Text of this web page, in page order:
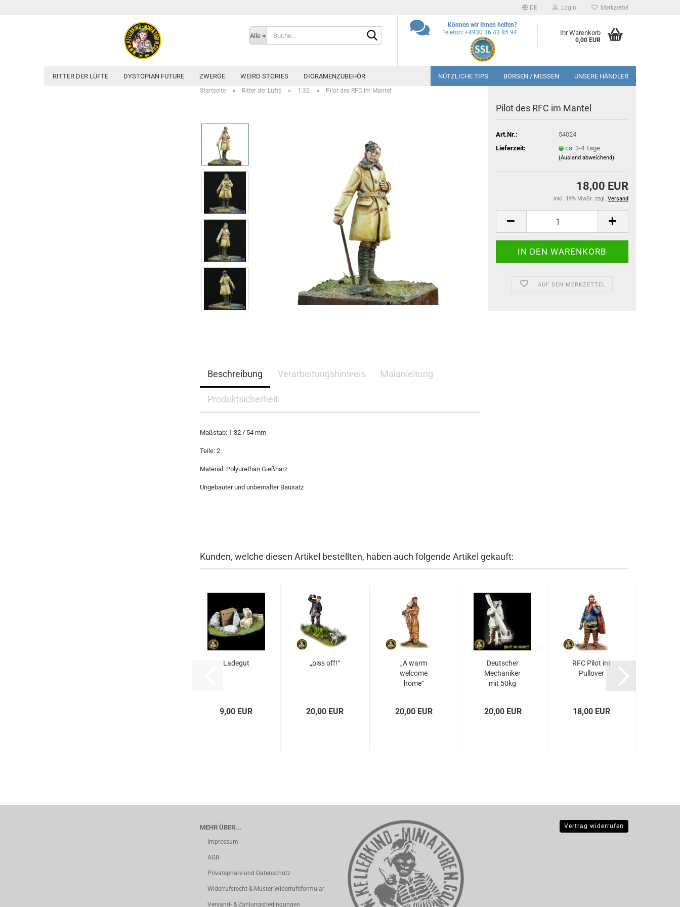
DE Login Merkzettel
Alle
Können wir Ihnen helfen?
Telefon: +4930 36 43 85 94
Ihr Warenkorb
0,00 EUR
RITTER DER LÜFTE DYSTOPIAN FUTURE ZWERGE WEIRD STORIES DIORAMENZUBEHÖR NÜTZLICHE TIPS BÖRSEN / MESSEN UNSERE HÄNDLER
Startseite » Ritter der Lüfte » 1:32 » Pilot des RFC im Mantel
Pilot des RFC im Mantel
Art.Nr.:
54024
Lieferzeit:
ca. 3-4 Tage
(Ausland abweichend)
18,00 EUR
inkl. 19% MwSt. zzgl. Versand
AUF DEN MERKZETTEL
Beschreibung Verarbeitungshinweis Malanleitung
Produktsicherheit
Maßstab: 1:32 / 54 mm
Teile: 2
Material: Polyurethan Gießharz
Ungebauter und unbemalter Bausatz
Kunden, welche diesen Artikel bestellten, haben auch folgende Artikel gekauft:
Ladegut
9,00 EUR
„piss off!“
20,00 EUR
„A warm
welcome
home“
20,00 EUR
Deutscher
Mechaniker
mit 50kg
20,00 EUR
RFC Pilot im
Pullover
18,00 EUR
MEHR ÜBER...
Impressum
AGB
Privatsphäre und Datenschutz
Widerrufsrecht & Muster-Widerrufsformular
Versand- & Zahlungsbedingungen
Vertrag widerrufen